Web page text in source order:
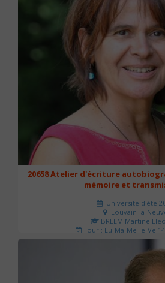
20658 Atelier d'écriture
mémoire et
Université d'été
Louvain-la-
BREEM Martine
Jour : Lu-Ma-Me-Je-Ve
Nombre de séances